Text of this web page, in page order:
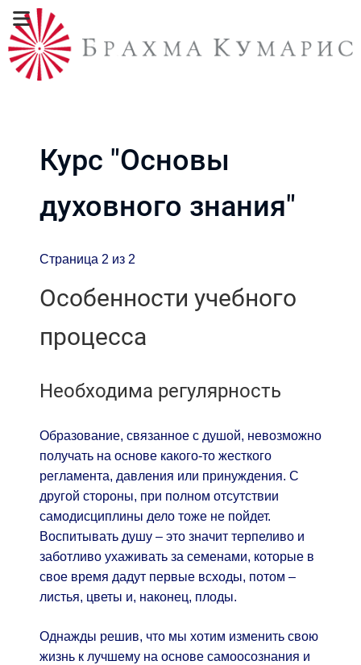
Курс "Основы
духовного знания"
Страница 2 из 2
Особенности учебного
процесса
Необходима регулярность
Образование, связанное с душой, невозможно
получать на основе какого-то жесткого
регламента, давления или принуждения. С
другой стороны, при полном отсутствии
самодисциплины дело тоже не пойдет.
Воспитывать душу – это значит терпеливо и
заботливо ухаживать за семенами, которые в
свое время дадут первые всходы, потом –
листья, цветы и, наконец, плоды.
Однажды решив, что мы хотим изменить свою
жизнь к лучшему на основе самоосознания и